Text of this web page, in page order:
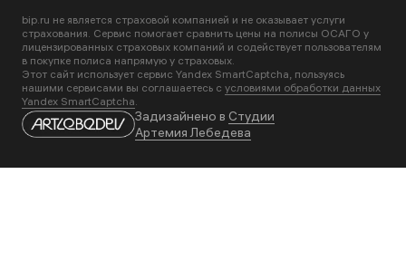
bip.ru не является страховой компанией и не оказывает услуги
страхования. Сервис помогает сравнить цены на полисы ОСАГО у
лицензированных страховых компаний и содействует пользователям
в покупке полиса напрямую у страховых.
Этот сайт использует сервис Yandex SmartCaptcha, пользуясь
нашими сервисами вы соглашаетесь с условиями обработки данных
Yandex SmartCaptcha.
Задизайнено в Студии
Артемия Лебедева